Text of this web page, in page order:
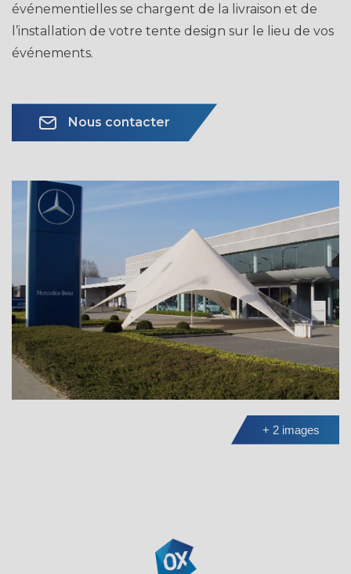
événementielles se chargent de la livraison et de
l’installation de votre tente design sur le lieu de vos
événements.
Nous contacter
+ 2 images